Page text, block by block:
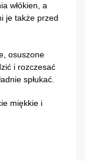
włókien, a
je także przed
osuszone
i rozczesać
spłukać.
miękkie i